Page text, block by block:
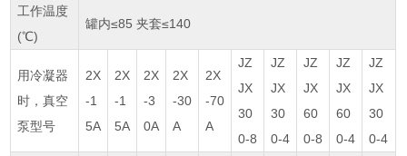
工作温度
(℃)
罐内≤85 夹套≤140
用冷凝器
时，真空
泵型号
2X
-1
5A
2X
-1
5A
2X
-3
0A
2X
-30
A
2X
-70
A
JZ
JX
30
0-8
JZ
JX
30
0-4
JZ
JX
60
0-8
JZ
JX
60
0-4
JZ
JX
30
0-4